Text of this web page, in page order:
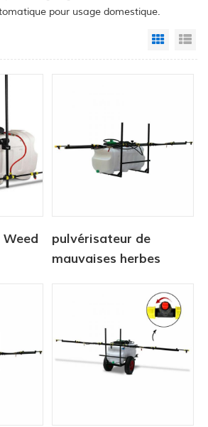
pour usage domestique.
Grid
pulvérisateur de
mauvaises herbes
pulvérisateur à rampe